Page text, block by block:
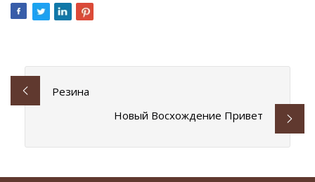
Резина
Новый Восхождение Привет